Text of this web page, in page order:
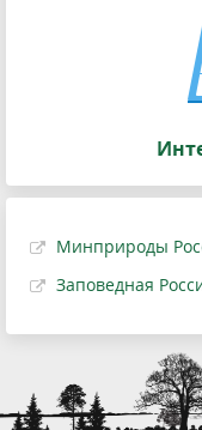
Минприроды
Заповедная